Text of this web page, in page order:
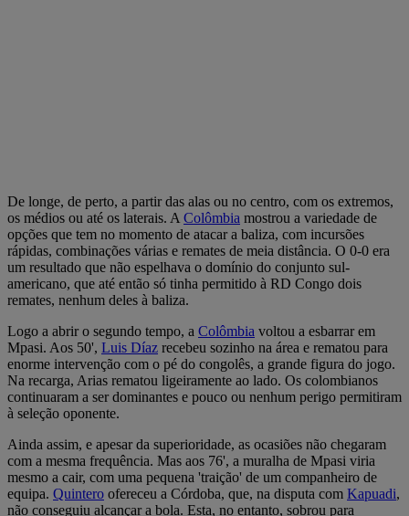
De longe, de perto, a partir das alas ou no centro, com os extremos,
os médios ou até os laterais. A Colômbia mostrou a variedade de
opções que tem no momento de atacar a baliza, com incursões
rápidas, combinações várias e remates de meia distância. O 0-0 era
um resultado que não espelhava o domínio do conjunto sul-
americano, que até então só tinha permitido à RD Congo dois
remates, nenhum deles à baliza.
Logo a abrir o segundo tempo, a Colômbia voltou a esbarrar em
Mpasi. Aos 50', Luis Díaz recebeu sozinho na área e rematou para
enorme intervenção com o pé do congolês, a grande figura do jogo.
Na recarga, Arias rematou ligeiramente ao lado. Os colombianos
continuaram a ser dominantes e pouco ou nenhum perigo permitiram
à seleção oponente.
Ainda assim, e apesar da superioridade, as ocasiões não chegaram
com a mesma frequência. Mas aos 76', a muralha de Mpasi viria
mesmo a cair, com uma pequena 'traição' de um companheiro de
equipa. Quintero ofereceu a Córdoba, que, na disputa com Kapuadi,
não conseguiu alcançar a bola. Esta, no entanto, sobrou para